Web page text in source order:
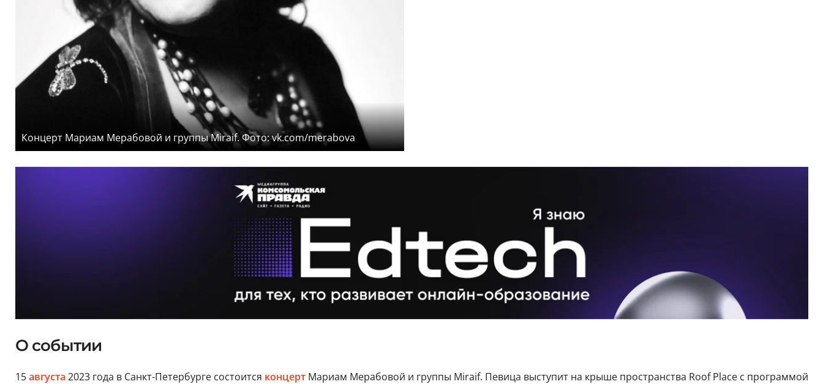
Концерт Мариам Мерабовой и группы Miraif. Фото: vk.com/merabova
О событии
15августа 2023 года в Санкт-Петербурге состоится концертМариам Мерабовой и группы Miraif. Певица выступит на крыше пространства Roof Place с программой